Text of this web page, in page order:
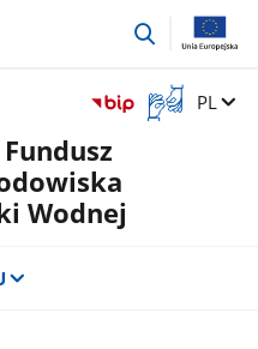
przejdź
Otwórz
okno
Zmień
PL
Wodnej